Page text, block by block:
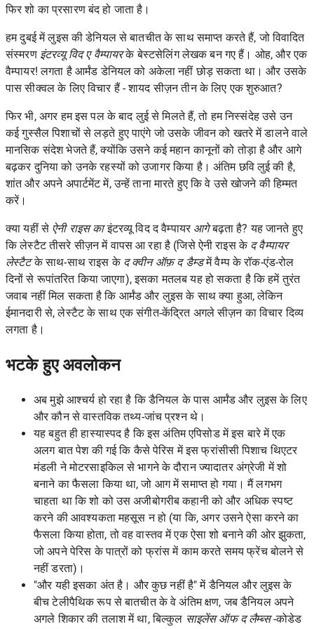
फिर शो का प्रसारण बंद हो जाता है।
हम दुबई में लुइस की डेनियल से बातचीत के साथ समाप्त करते हैं, जो विवादित
संस्मरण इंटरव्यू विद ए वैम्पायरके बेस्टसेलिंग लेखक बन गए हैं। ओह, और एक
वैम्पायर! लगता है आर्मंड डेनियल को अकेला नहीं छोड़ सकता था। और उसके
पास सीक्वल के लिए विचार हैं - शायद सीज़न तीन के लिए एक शुरुआत?
फिर भी, अगर हम इस पल के बाद लुई से मिलते हैं, तो हम निस्संदेह उसे उन
कई गुस्सैल पिशाचों से लड़ते हुए पाएंगे जो उसके जीवन को खतरे में डालने वाले
मानसिक संदेश भेजते हैं, क्योंकि उसने कई महान कानूनों को तोड़ा है और आगे
बढ़कर दुनिया को उनके रहस्यों को उजागर किया है। अंतिम छवि लुई की है,
शांत और अपने अपार्टमेंट में, उन्हें ताना मारते हुए कि वे उसे खोजने की हिम्मत
करें।
क्या यहीं से ऐनी राइस काइंटरव्यू विद द वैम्पायर आगेबढ़ता है? यह जानते हुए
कि लेस्टैट तीसरे सीज़न में वापस आ रहा है (जिसे ऐनी राइस के द वैम्पायर
लेस्टैटके साथ-साथ राइस के द क्वीन ऑफ़ द डैम्डमें वैम्प के रॉक-एंड-रोल
दिनों से रूपांतरित किया जाएगा), इसका मतलब यह हो सकता है कि हमें तुरंत
जवाब नहीं मिल सकता है कि आर्मंड और लुइस के साथ क्या हुआ, लेकिन
ईमानदारी से, लेस्टैट के साथ एक संगीत-केंद्रित अगले सीज़न का विचार दिव्य
लगता है।
भटके हुए अवलोकन
अब मुझे आश्चर्य हो रहा है कि डैनियल के पास आर्मंड और लुइस के लिए
और कौन से वास्तविक तथ्य-जांच प्रश्न थे।
यह बहुत ही हास्यास्पद है कि इस अंतिम एपिसोड में इस बारे में एक
अलग बात पेश की गई कि कैसे पेरिस में इस फ्रांसीसी पिशाच थिएटर
मंडली ने मोटरसाइकिल से भागने के दौरान ज्यादातर अंग्रेजी में शो
बनाने का फैसला किया था, जो आग में समाप्त हो गया। मैं लगभग
चाहता था कि शो को उस अजीबोगरीब कहानी को और अधिक स्पष्ट
करने की आवश्यकता महसूस न हो (या कि, अगर उसने ऐसा करने का
फैसला किया होता, तो वह वास्तव में एक ऐसा शो बनाने की ओर झुकता,
जो अपने पेरिस के पात्रों को फ्रांस में काम करते समय फ्रेंच बोलने से
नहीं डरता)।
"और यही इसका अंत है। और कुछ नहीं है" में डैनियल और लुइस के
बीच टेलीपैथिक रूप से बातचीत के वे अंतिम क्षण, जब डैनियल अपने
अगले शिकार की तलाश में था, बिल्कुल साइलेंस ऑफ द लैम्ब्स-कोडेड